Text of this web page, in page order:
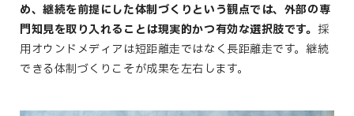
め、継続を前提にした体制づくりという観点では、外部の専
門知見を取り入れることは現実的かつ有効な選択肢です。 採
用オウンドメディアは短距離走ではなく長距離走です。継続
できる体制づくりこそが成果を左右します。